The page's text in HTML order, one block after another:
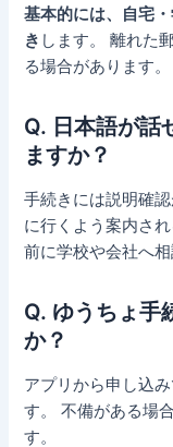
基本的には、自宅
き します。 離れた
る場合があります。
Q. 日本語が話
ますか？
手続きには説明確
に行くよう案内さ
前に学校や会社へ相
Q. ゆうちょ手
か？
アプリから申し込
す。 不備がある場
す。